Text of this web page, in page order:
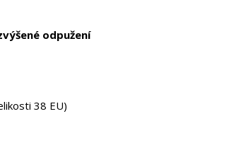
odpužení
38 EU)